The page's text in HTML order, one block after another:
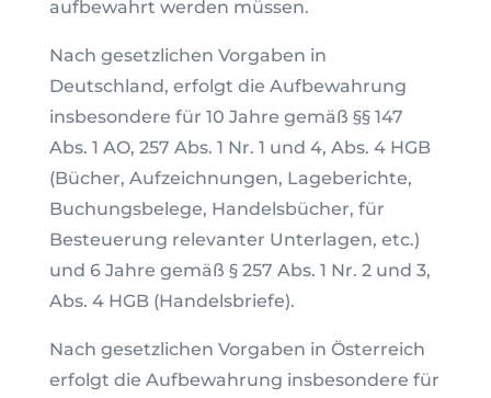
aufbewahrt werden müssen.
Nach gesetzlichen Vorgaben in
Deutschland, erfolgt die Aufbewahrung
insbesondere für 10 Jahre gemäß §§ 147
Abs. 1 AO, 257 Abs. 1 Nr. 1 und 4, Abs. 4 HGB
(Bücher, Aufzeichnungen, Lageberichte,
Buchungsbelege, Handelsbücher, für
Besteuerung relevanter Unterlagen, etc.)
und 6 Jahre gemäß § 257 Abs. 1 Nr. 2 und 3,
Abs. 4 HGB (Handelsbriefe).
Nach gesetzlichen Vorgaben in Österreich
erfolgt die Aufbewahrung insbesondere für